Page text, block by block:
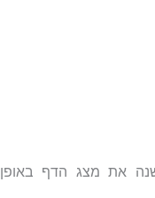
את מצג הדף באופן